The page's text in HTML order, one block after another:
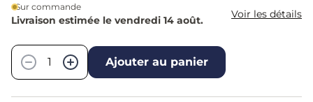
Sur commande
Livraison estimée le vendredi 14 août. Voir les détails
−
+ Ajouter au panier